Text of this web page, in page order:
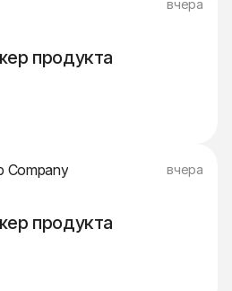
вчера
продукта
Company вчера
продукта